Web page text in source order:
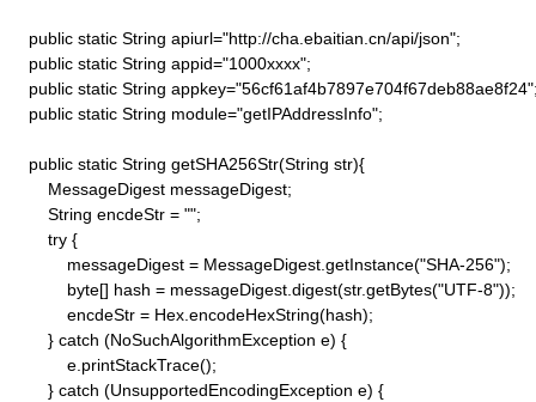
    public static String apiurl="http://cha.ebaitian.cn/api/json";
    public static String appid="1000xxxx";
public static String
    public static String module="getIPAddressInfo";
    public static String getSHA256Str(String str){
        MessageDigest messageDigest;
        String encdeStr = "";
        try {
            messageDigest = MessageDigest.getInstance("SHA-256");
            byte[] hash = messageDigest.digest(str.getBytes("UTF-8"));
            encdeStr = Hex.encodeHexString(hash);
        } catch (NoSuchAlgorithmException e) {
            e.printStackTrace();
        } catch (UnsupportedEncodingException e) {